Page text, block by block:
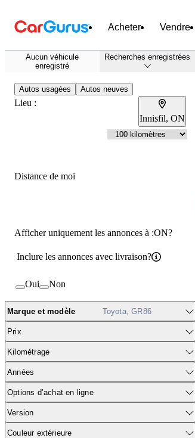
Acheter Vendre
Aucun véhicule
enregistré
Recherches enregistrées
Autos usagées Autos neuves
Lieu :
Innisfil, ON
Distance de moi
Afficher uniquement les annonces à :ON?
Inclure les annonces avec livraison?
Oui Non
Marque et modèle Toyota, GR86
Prix
Kilométrage
Années
Options d’achat en ligne
Version
Couleur extérieure